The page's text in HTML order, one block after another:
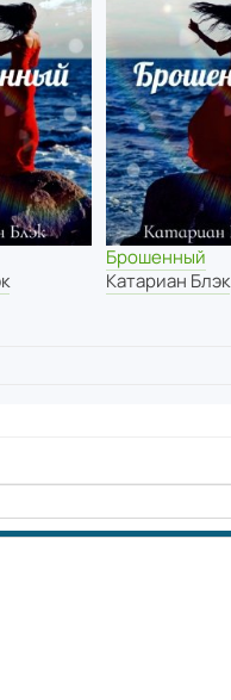
Брошенный
Катариан Блэк